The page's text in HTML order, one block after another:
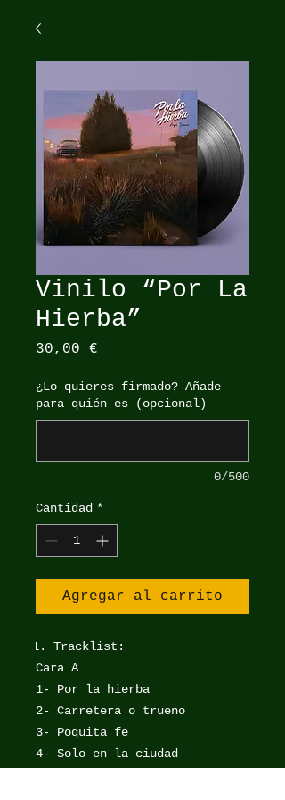
Vinilo “Por La
Hierba”
30,00 €
¿Lo quieres firmado? Añade
para quién es (opcional)
0/500
Cantidad *
Agregar al carrito
Tracklist:
Cara A
1- Por la hierba
2- Carretera o trueno
3- Poquita fe
4- Solo en la ciudad